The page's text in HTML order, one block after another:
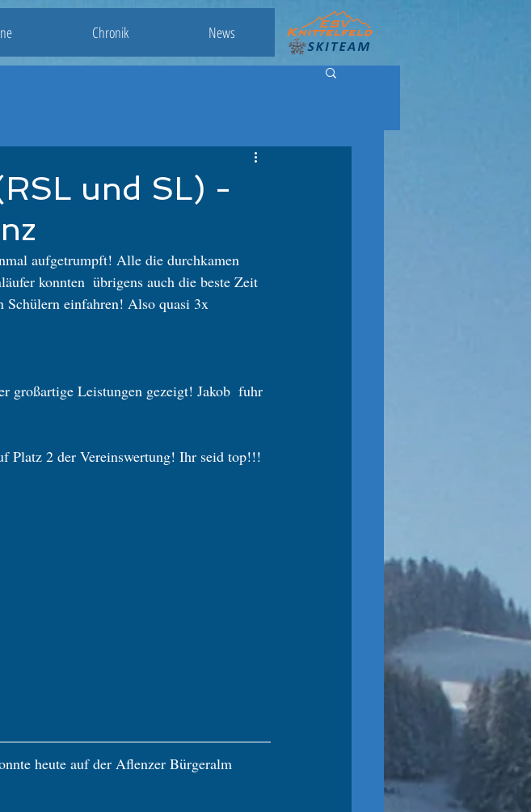
Chronik News
und SL) -
aufgetrumpft! Alle die durchkamen
konnten  übrigens auch die beste Zeit
Schülern einfahren! Also quasi 3x
großartige Leistungen gezeigt! Jakob  fuhr
Platz 2 der Vereinswertung! Ihr seid top!!!
heute auf der Aflenzer Bürgeralm